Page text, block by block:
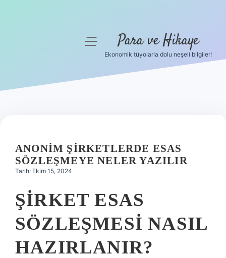
Hakkımızda
menüyü
Para ve Hikaye
Ekonomik tüyolarla dolu neşeli bilgiler!
ANONIM ŞIRKETLERDE ESAS
SÖZLEŞMEYE NELER YAZILIR
Tarih: Ekim 15, 2024
ŞIRKET ESAS
SÖZLEŞMESI NASIL
HAZIRLANIR?